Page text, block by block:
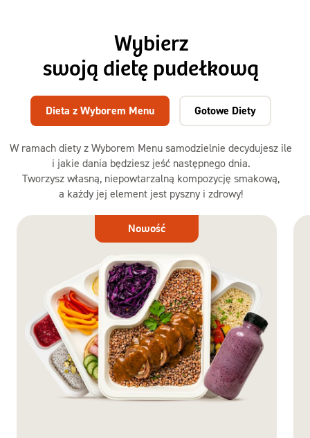
Wybierz
swoją dietę pudełkową
W ramach diety z Wyborem Menu samodzielnie decydujesz ile
i jakie dania będziesz jeść następnego dnia.
Tworzysz własną, niepowtarzalną kompozycję smakową,
a każdy jej element jest pyszny i zdrowy!
Dieta z Wyborem Menu Gotowe Diety
Dieta
Nowość